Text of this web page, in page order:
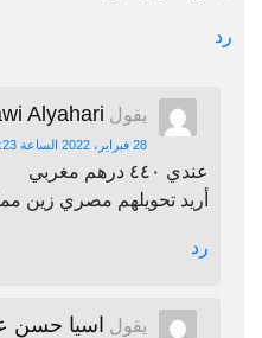
رد
يقول Alyahari
28 فبراير، 2022 الساعة 12:23 ص
عندي ٤٤٠ درهم مغربي
أريد تحويلهم مصري زين
رد
يقول اسيا حسن